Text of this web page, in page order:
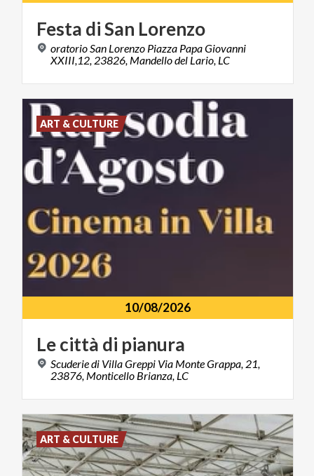
Festa diSan Lorenzo
oratorio San Lorenzo Piazza Papa Giovanni
XXIII,12, 23826, Mandello del Lario, LC
10/08/2026
Lecittà di pianura
Scuderie di Villa Greppi Via Monte Grappa, 21,
23876, Monticello Brianza, LC
ART & CULTURE
ART & CULTURE